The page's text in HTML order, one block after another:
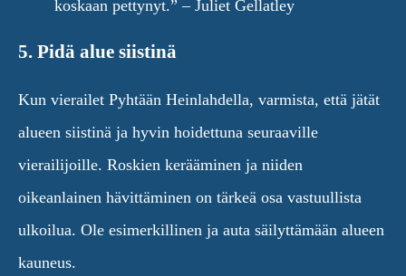
koskaan pettynyt.” – Juliet Gellatley
5. Pidä alue siistinä
Kun vierailet Pyhtään Heinlahdella, varmista, että jätät
alueen siistinä ja hyvin hoidettuna seuraaville
vierailijoille. Roskien kerääminen ja niiden
oikeanlainen hävittäminen on tärkeä osa vastuullista
ulkoilua. Ole esimerkillinen ja auta säilyttämään alueen
kauneus.